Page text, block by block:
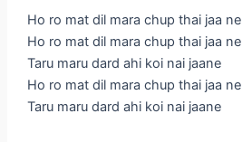
Ho ro mat dil mara chup thai jaa ne
Ho ro mat dil mara chup thai jaa ne
Taru maru dard ahi koi nai jaane
Ho ro mat dil mara chup thai jaa ne
Taru maru dard ahi koi nai jaane